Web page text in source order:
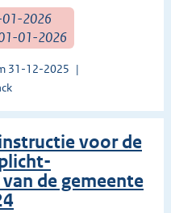
01-2026
01-2026
31-12-2025
voor de
de gemeente